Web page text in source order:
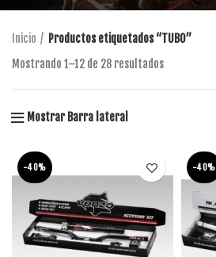
Inicio
Productos etiquetados “TUBO”
Mostrando 1–12 de 28 resultados
Mostrar Barra lateral
-40% -40%